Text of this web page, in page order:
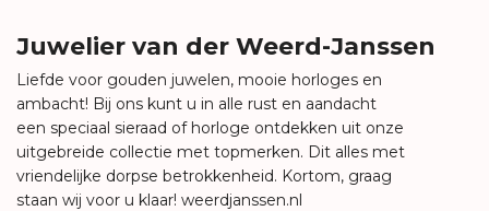
Juwelier van der Weerd-Janssen
Liefde voor gouden juwelen, mooie horloges en
ambacht! Bij ons kunt u in alle rust en aandacht
een speciaal sieraad of horloge ontdekken uit onze
uitgebreide collectie met topmerken. Dit alles met
vriendelijke dorpse betrokkenheid. Kortom, graag
staan wij voor u klaar! weerdjanssen.nl